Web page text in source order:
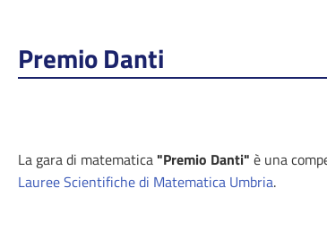
Premio Danti
La gara di matematica "Premio Danti" è una
Lauree Scientifiche di Matematica Umbria.